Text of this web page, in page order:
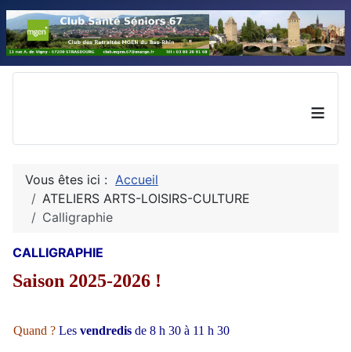
≡
Vous êtes ici : Accueil
ATELIERS ARTS-LOISIRS-CULTURE
Calligraphie
CALLIGRAPHIE
Saison 2025-2026 !
Quand ? Les vendredis de 8 h 30 à 11 h 30